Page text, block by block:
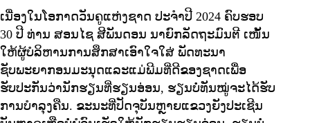
ເນື່ອງໃນໂອກາດວັນຄູແຫ່ງຊາດ ປະຈໍາປີ 2024 ຄົບຮອບ
30 ປີ ທ່ານ ສອນໄຊ ສີພັນດອນ ນາຍົກລັດຖະມົນຕີ ເໜັ້ນ
ໃຫ້ຜູ້ບໍລິຫານການສຶກສາເອົາໃຈໃສ່ ພັດທະນາ
ຊັບພະຍາກອນມະນຸດແລະແມ່ພີມທີ່ດີຂອງຊາດເພື່ອ
ຮັບປະກັນວ່ານັກຮຽນທີ່ຮຽນອ່ອນ, ຮຽນບໍ່ທັນໝູ່ຈະໄດ້ຮັບ
ການບໍາລຸງຄືນ. ຂະນະທີ່ປັດຈຸບັນຫຼາຍແຂວງຍັງປະເຊີນ